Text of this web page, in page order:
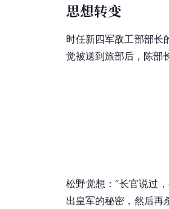
思想转变
时任新四军敌工部部长
觉被送到旅部后，陈部
松野觉想：“长官说过
出皇军的秘密，然后再